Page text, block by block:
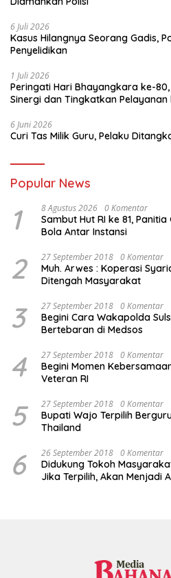
6 Juli 2026
Kasus Hilangnya Seorang Gadis,
Penyelidikan
1 Juli 2026
Peringati Hari Bhayangkara ke-
Sinergi dan Tingkatkan
6 Juni 2026
Curi Tas Milik Guru, Pelaku
Popular News
1 8 Agustus 2026 0 Komentar
Sambut Hut RI ke 81,
Bola Antar Instansi
2 27 September 2018 0 Komentar
Muh. Arwes : Koperasi
Ditengah Masyarakat
3 27 September 2018 0 Komentar
Begini Cara Wakapolda
Bertebaran di Medsos
4 27 September 2018 0 Komentar
Begini Momen
Veteran RI
5 27 September 2018 0 Komentar
Bupati Wajo Terpilih
Thailand
6 26 September 2018 0 Komentar
Didukung Tokoh
Jika Terpilih, Akan Menjadi